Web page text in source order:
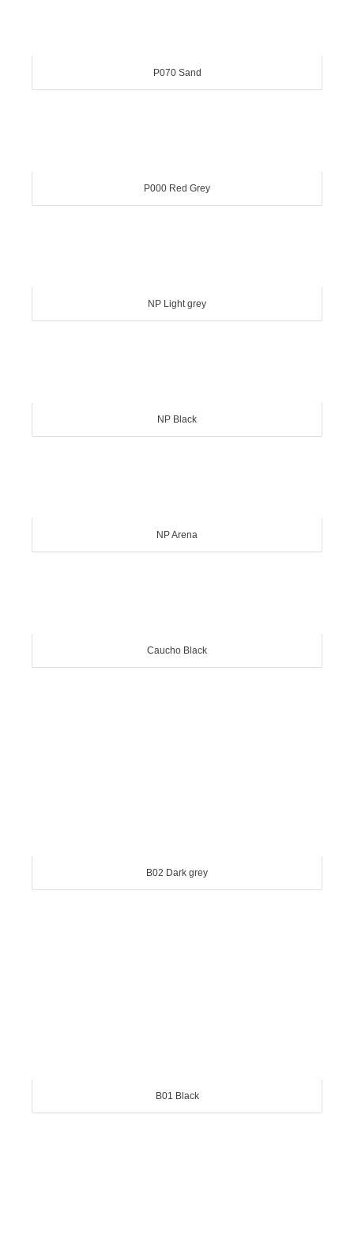
P070 Sand
P000 Red Grey
NP Light grey
NP Black
NP Arena
Caucho Black
B02 Dark grey
B01 Black